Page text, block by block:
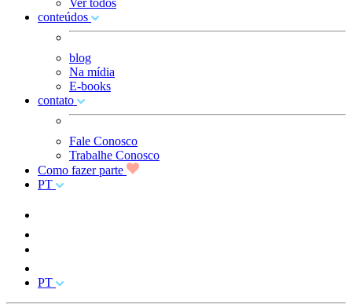
Ver todos
conteúdos
blog
Na mídia
E-books
contato
Fale Conosco
Trabalhe Conosco
Como fazer parte
PT
PT